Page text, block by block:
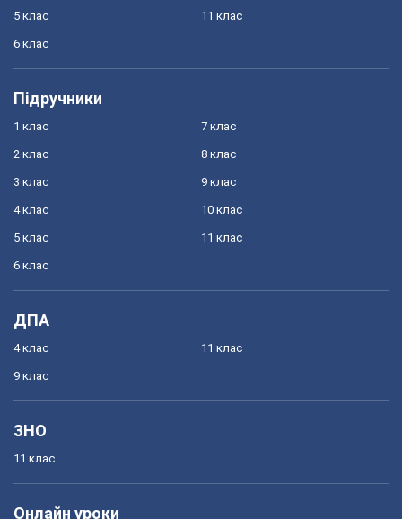
5 клас
6 клас
11 клас
Підручники
1 клас
2 клас
3 клас
4 клас
5 клас
6 клас
7 клас
8 клас
9 клас
10 клас
11 клас
ДПА
4 клас
9 клас
11 клас
ЗНО
11 клас
Онлайн уроки